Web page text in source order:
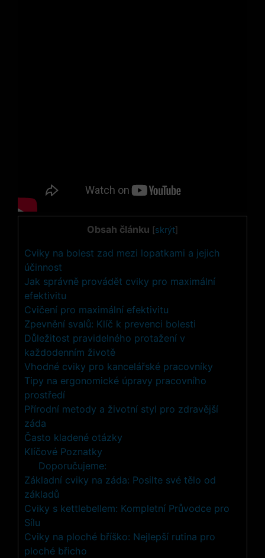
Obsah článku [skrýt]
Cviky na bolest zad mezi lopatkami a jejich
účinnost
Jak správně provádět cviky pro maximální
efektivitu
Cvičení pro maximální efektivitu
Zpevnění svalů: Klíč k prevenci bolesti
Důležitost pravidelného protažení v
každodenním životě
Vhodné cviky pro kancelářské pracovníky
Tipy na ergonomické úpravy pracovního
prostředí
Přírodní metody a životní styl pro zdravější
záda
Často kladené otázky
Klíčové Poznatky
Doporučujeme:
Základní cviky na záda: Posilte své tělo od
základů
Cviky s kettlebellem: Kompletní Průvodce pro
Sílu
Cviky na ploché bříško: Nejlepší rutina pro
ploché břicho